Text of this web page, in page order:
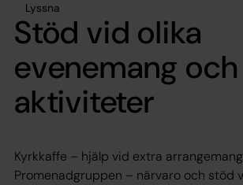
Lyssna
Stöd vid olika
evenemang och
aktiviteter
Kyrkkaffe – hjälp vid extra
Promenadgruppen – närvaro och stöd